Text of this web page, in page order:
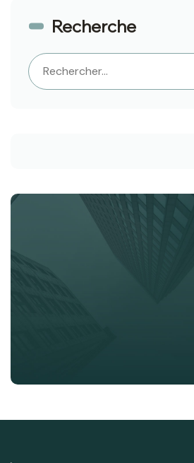
Recherche
Rechercher